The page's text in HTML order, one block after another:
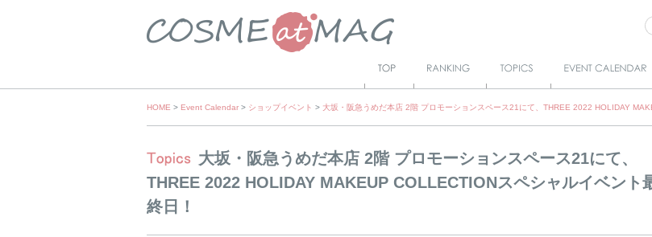
Skip
HOME > Event Calendar > ショップイベント > 大坂・阪急うめだ本店 2階 プロモーションスペース21にて、THREE 2022 HOLIDAY
大坂・阪急うめだ本店 2階 プロモーションスペース21にて、
THREE 2022 HOLIDAY MAKEUP COLLECTIONスペシャルイベント
終日！